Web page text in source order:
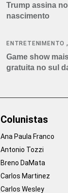
Trump assina
nascimento
ENTRETENIMENTO
Game show
gratuita no sul
Colunistas
Ana Paula Franco
Antonio Tozzi
Breno DaMata
Carlos Martinez
Carlos Wesley